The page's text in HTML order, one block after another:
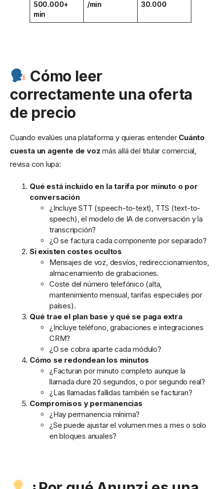
500.000+
min
/min 30.000
Cómo leer
correctamente una oferta
de precio
Cuando evalúes una plataforma y quieras entender Cuánto
cuesta un agente de voz más allá del titular comercial,
revisa con lupa:
Qué está incluido en la tarifa por minuto o por
conversación
¿Incluye STT (speech-to-text), TTS (text-to-
speech), el modelo de IA de conversación y la
transcripción?
¿O se factura cada componente por separado?
Si existen costes ocultos
Mensajes de voz, desvíos, redireccionamientos,
almacenamiento de grabaciones.
Coste del número telefónico (alta,
mantenimiento mensual, tarifas especiales por
países).
Qué trae el plan base y qué se paga extra
¿Incluye teléfono, grabaciones e integraciones
CRM?
¿O se cobra aparte cada módulo?
Cómo se redondean los minutos
¿Facturan por minuto completo aunque la
llamada dure 20 segundos, o por segundo real?
¿Las llamadas fallidas también se facturan?
Compromisos y permanencias
¿Hay permanencia mínima?
¿Se puede ajustar el volumen mes a mes o solo
en bloques anuales?